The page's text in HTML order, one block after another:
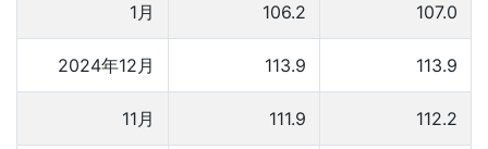
1月 106.2 107.0
2024年12月 113.9 113.9
11月 111.9 112.2